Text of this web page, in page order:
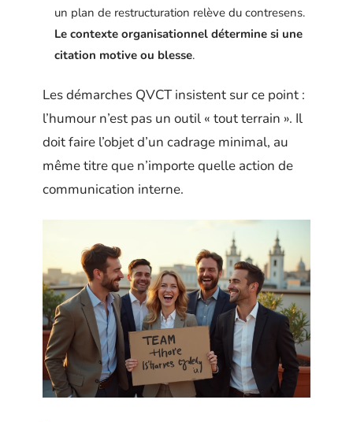
un plan de restructuration relève du contresens.
Le contexte organisationnel détermine si une
citation motive ou blesse.
Les démarches QVCT insistent sur ce point :
l’humour n’est pas un outil « tout terrain ». Il
doit faire l’objet d’un cadrage minimal, au
même titre que n’importe quelle action de
communication interne.